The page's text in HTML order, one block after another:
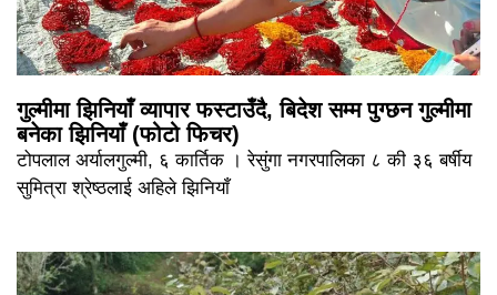
गुल्मीमा झिनियाँ व्यापार फस्टाउँदै, बिदेश सम्म पुग्छन गुल्मीमा
बनेका झिनियाँ (फोटो फिचर)
टोपलाल अर्यालगुल्मी, ६ कार्तिक । रेसुंगा नगरपालिका ८ की ३६ बर्षीय
सुमित्रा श्रेष्ठलाई अहिले झिनियाँ